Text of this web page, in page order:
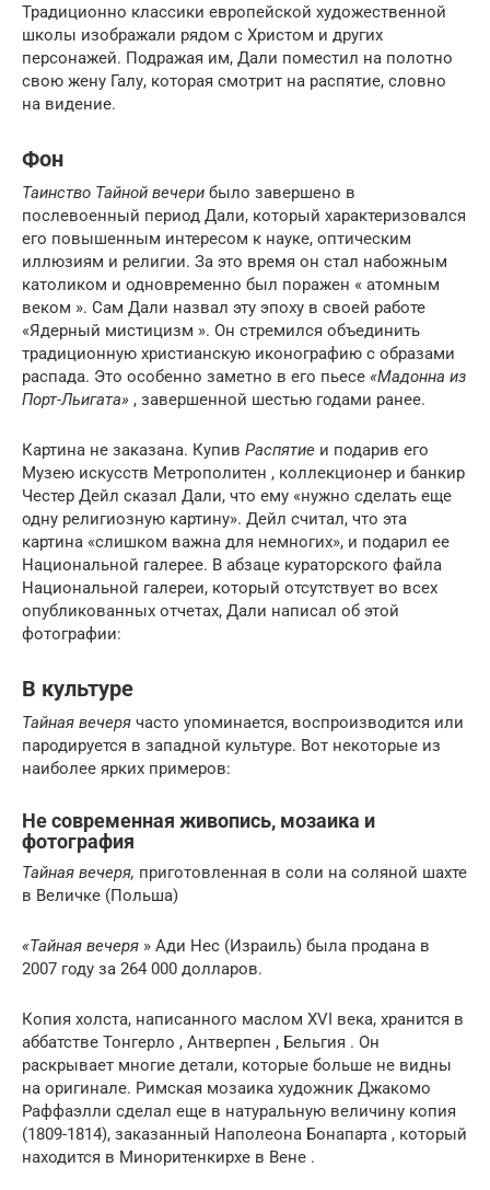
Традиционно классики европейской художественной
школы изображали рядом с Христом и других
персонажей. Подражая им, Дали поместил на полотно
свою жену Галу, которая смотрит на распятие, словно
на видение.
Фон
Таинство Тайной вечери было завершено в
послевоенный период Дали, который характеризовался
его повышенным интересом к науке, оптическим
иллюзиям и религии. За это время он стал набожным
католиком и одновременно был поражен « атомным
веком ». Сам Дали назвал эту эпоху в своей работе
«Ядерный мистицизм ». Он стремился объединить
традиционную христианскую иконографию с образами
распада. Это особенно заметно в его пьесе «Мадонна из
Порт-Льигата» , завершенной шестью годами ранее.
Картина не заказана. Купив Распятие и подарив его
Музею искусств Метрополитен , коллекционер и банкир
Честер Дейл сказал Дали, что ему «нужно сделать еще
одну религиозную картину». Дейл считал, что эта
картина «слишком важна для немногих», и подарил ее
Национальной галерее. В абзаце кураторского файла
Национальной галереи, который отсутствует во всех
опубликованных отчетах, Дали написал об этой
фотографии:
В культуре
Тайная вечеря часто упоминается, воспроизводится или
пародируется в западной культуре. Вот некоторые из
наиболее ярких примеров:
Не современная живопись, мозаика и
фотография
Тайная вечеря, приготовленная в соли на соляной шахте
в Величке (Польша)
«Тайная вечеря » Ади Нес (Израиль) была продана в
2007 году за 264 000 долларов.
Копия холста, написанного маслом XVI века, хранится в
аббатстве Тонгерло , Антверпен , Бельгия . Он
раскрывает многие детали, которые больше не видны
на оригинале. Римская мозаика художник Джакомо
Раффаэлли сделал еще в натуральную величину копия
(1809-1814), заказанный Наполеона Бонапарта , который
находится в Миноритенкирхе в Вене .